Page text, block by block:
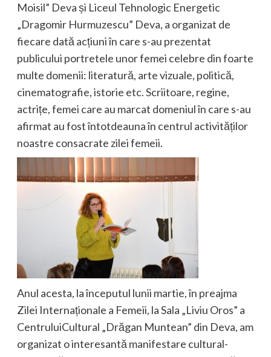
Moisil” Deva și Liceul Tehnologic Energetic
„Dragomir Hurmuzescu” Deva, a organizat de
fiecare dată acțiuni în care s-au prezentat
publicului portretele unor femei celebre din foarte
multe domenii: literatură, arte vizuale, politică,
cinematografie, istorie etc. Scriitoare, regine,
actrițe, femei care au marcat domeniul în care s-au
afirmat au fost întotdeauna în centrul activităților
noastre consacrate zilei femeii.
Anul acesta, la începutul lunii martie, în preajma
Zilei Internaționale a Femeii, la Sala „Liviu Oros” a
CentruluiCultural „Drăgan Muntean” din Deva, am
organizat o interesantă manifestare cultural-